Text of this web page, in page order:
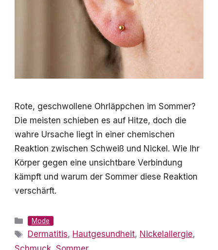
Rote, geschwollene Ohrläppchen im Sommer?
Die meisten schieben es auf Hitze, doch die
wahre Ursache liegt in einer chemischen
Reaktion zwischen Schweiß und Nickel. Wie Ihr
Körper gegen eine unsichtbare Verbindung
kämpft und warum der Sommer diese Reaktion
verschärft.
Kategorien
Mode
Schlagwörter
Dermatitis, Hautgesundheit, Nickelallergie,